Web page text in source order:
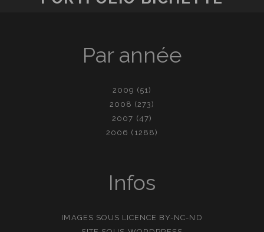
Par année
2009 (51)
2008 (273)
2007 (47)
2006 (1288)
Infos
IMAGES SOUS LICENCE BY-NC-ND